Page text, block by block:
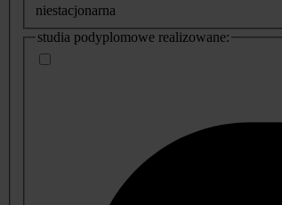
niestacjonarna
studia podyplomowe realizowane: